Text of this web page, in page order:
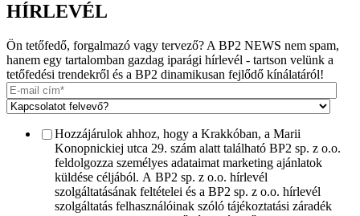
HÍRLEVÉL
Ön tetőfedő, forgalmazó vagy tervező? A BP2 NEWS nem spam,
hanem egy tartalomban gazdag iparági hírlevél - tartson velünk a
tetőfedési trendekről és a BP2 dinamikusan fejlődő kínálatáról!
Hozzájárulok ahhoz, hogy a Krakkóban, a Marii
Konopnickiej utca 29. szám alatt található BP2 sp. z o.o.
feldolgozza személyes adataimat marketing ajánlatok
küldése céljából. A BP2 sp. z o.o. hírlevél
szolgáltatásának feltételei és a BP2 sp. z o.o. hírlevél
szolgáltatás felhasználóinak szóló tájékoztatási záradék